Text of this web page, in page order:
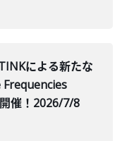
による新たな
催！2026/7/8